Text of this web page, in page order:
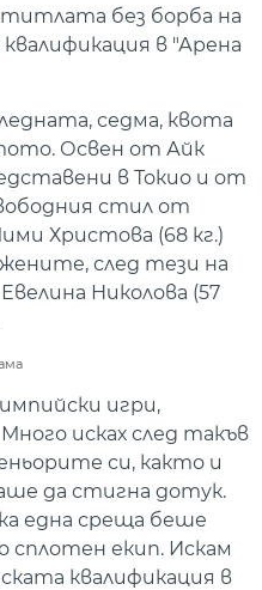
без борба на
в "Арена
седма, квота
Освен от Айк
в Токио и от
стил от
Христова (68 кг.)
след тези на
Николова (57
игри,
исках след такъв
си, както и
да стигна дотук.
една среща беше
сплотен екип. Искам
квалификация в